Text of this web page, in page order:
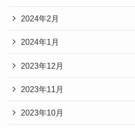
2024年2月
2024年1月
2023年12月
2023年11月
2023年10月